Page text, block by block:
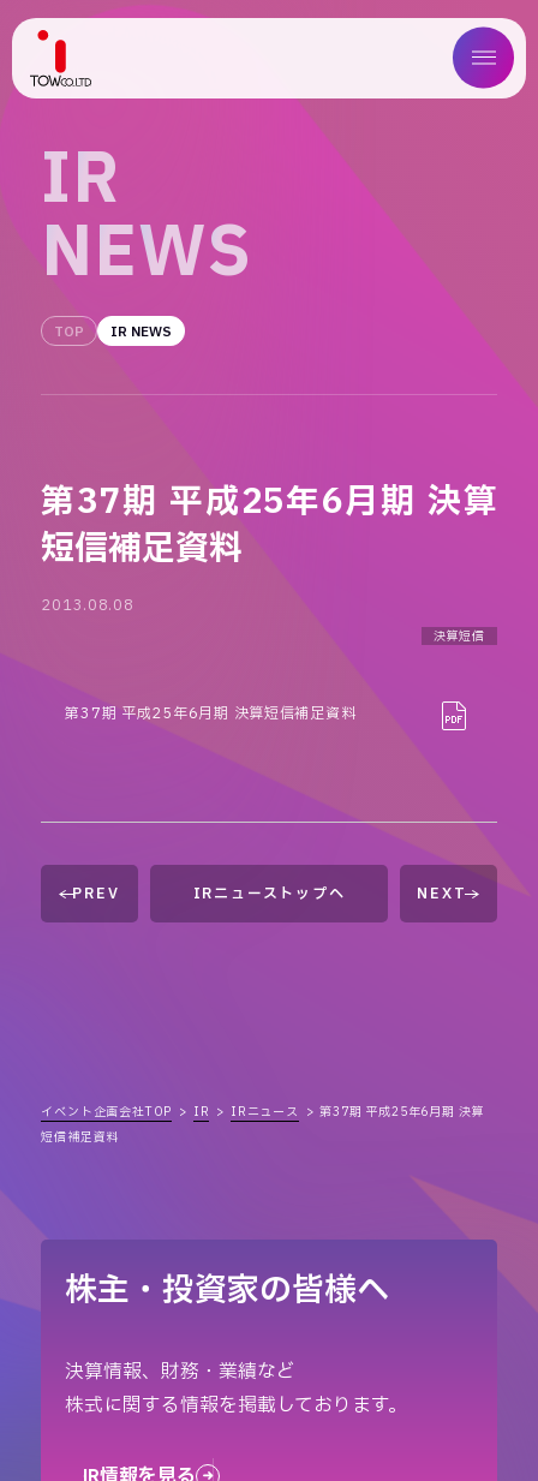
ABOUT US
WORKS
COMPANY
IR
IR
NEWS
TOP IR NEWS
第37期 平成25年6月期 決算
短信補足資料
2013.08.08
決算短信
第37期 平成25年6月期 決算短信補足資料
PREV IRニューストップへ NEXT
イベント企画会社TOP IR IRニュース
第37期 平成25年6月期 決算
短信補足資料
株主・投資家の皆様へ
決算情報、財務・業績など
株式に関する情報を掲載しております。
IR情報を見る